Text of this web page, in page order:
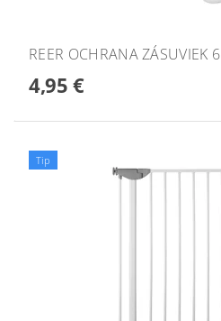
REER OCHRANA ZÁSUVIEK
4,95 €
Tip